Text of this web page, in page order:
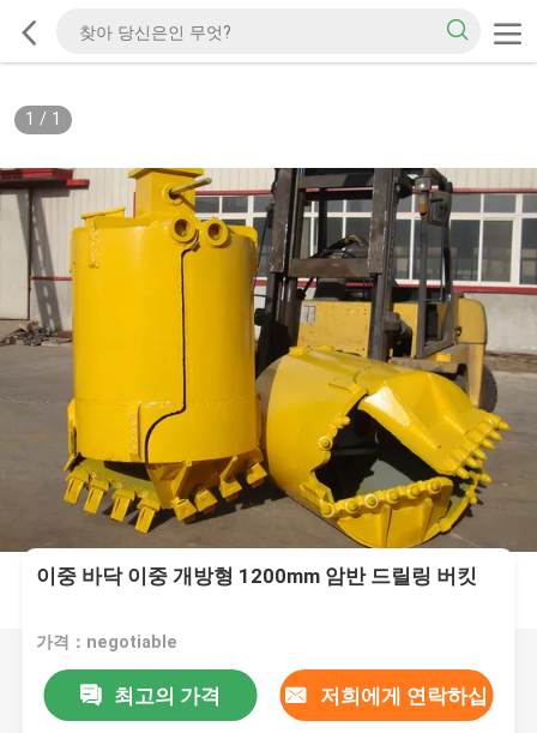
1 / 1
이중 바닥 이중 개방형 1200mm 암반 드릴링 버킷
가격：negotiable
최고의 가격 저희에게 연락하십